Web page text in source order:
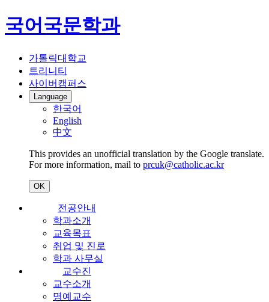
국어국문학과
가톨릭대학교
트리니티
사이버캠퍼스
Language
한국어
English
中文
This provides an unofficial translation by the Google translate.
For more information, mail to prcuk@catholic.ac.kr
OK
전공안내
학과소개
교육목표
취업 및 진로
학과 사무실
교수진
교수소개
명예교수